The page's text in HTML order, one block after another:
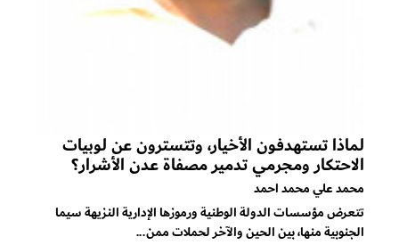
لماذا تستهدفون الأخيار، وتتسترون عن لوبيات
الاحتكار ومجرمي تدمير مصفاة عدن الأشرار؟
محمد علي محمد احمد
تتعرض مؤسسات الدولة الوطنية ورموزها الإدارية النزيهة سيما
الجنوبية منها، بين الحين والآخر لحملات ممن...